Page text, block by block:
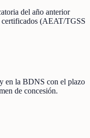
del año anterior
(AEAT/TGSS
en la BDNS con el plazo
de concesión.